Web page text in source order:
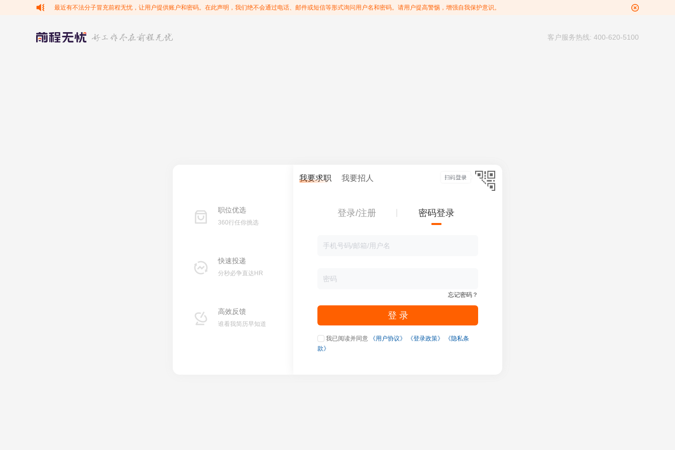
最近有不法分子冒充前程无忧，让用户提供账户和密码。在此声明，我们绝不会通过电话、邮件或短信等形式询问用户名和密码。请用户提高警惕，增强自我保护意识。
客户服务热线: 400-620-5100
职位优选
360行任你挑选
快速投递
分秒必争直达HR
高效反馈
谁看我简历早知道
我要求职 我要招人
登录/注册 密码登录
忘记密码？
登 录
我已阅读并同意 《用户协议》 《登录政策》
《隐私条
款》